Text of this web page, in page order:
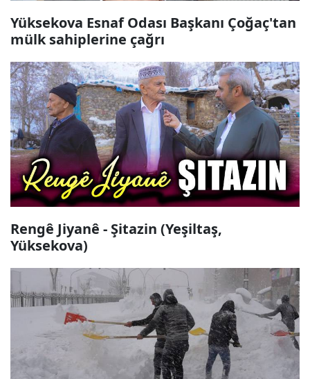
Yüksekova Esnaf Odası Başkanı Çoğaç'tan
mülk sahiplerine çağrı
Rengê Jiyanê - Şitazin (Yeşiltaş,
Yüksekova)